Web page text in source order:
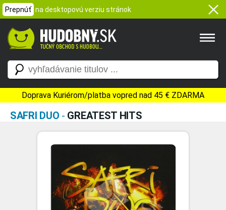
Prepnúť na desktopovú verziu stránok
Doprava Kuriérom/platba vopred nad 45 € ZDARMA
SAFRI DUO - GREATEST HITS